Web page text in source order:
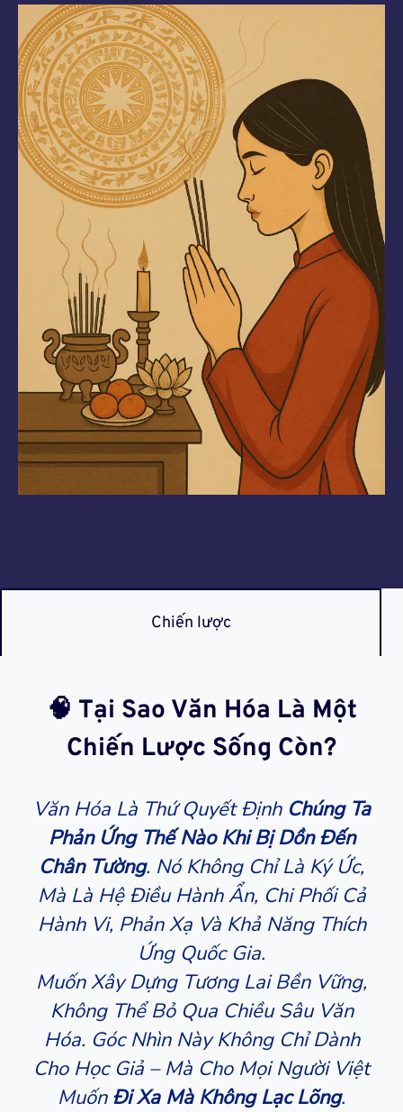
Chiến lược
🧠 Tại Sao Văn Hóa Là Một
Chiến Lược Sống Còn?
Văn Hóa Là Thứ Quyết Định Chúng Ta
Phản Ứng Thế Nào Khi Bị Dồn Đến
Chân Tường. Nó Không Chỉ Là Ký Ức,
Mà Là Hệ Điều Hành Ẩn, Chi Phối Cả
Hành Vi, Phản Xạ Và Khả Năng Thích
Ứng Quốc Gia.
Muốn Xây Dựng Tương Lai Bền Vững,
Không Thể Bỏ Qua Chiều Sâu Văn
Hóa. Góc Nhìn Này Không Chỉ Dành
Cho Học Giả – Mà Cho Mọi Người Việt
Muốn Đi Xa Mà Không Lạc Lõng.